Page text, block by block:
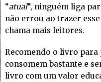
“atual“, ninguém liga
não errou ao trazer
chama mais leitores.
Recomendo o livro para
consomem bastante e
livro com um valor